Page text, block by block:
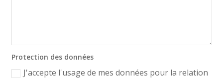
Protection des données
J'accepte l'usage de mes données pour la relation